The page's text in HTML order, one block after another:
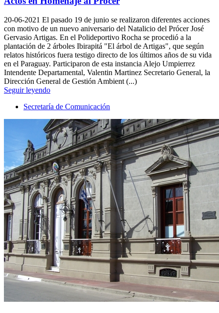
20-06-2021 El pasado 19 de junio se realizaron diferentes acciones
con motivo de un nuevo aniversario del Natalicio del Prócer José
Gervasio Artigas. En el Polideportivo Rocha se procedió a la
plantación de 2 árboles Ibirapitá "El árbol de Artigas", que según
relatos históricos fuera testigo directo de los últimos años de su vida
en el Paraguay. Participaron de esta instancia Alejo Umpierrez
Intendente Departamental, Valentin Martinez Secretario General, la
Dirección General de Gestión Ambient (...)
Seguir leyendo
Secretaría de Comunicación